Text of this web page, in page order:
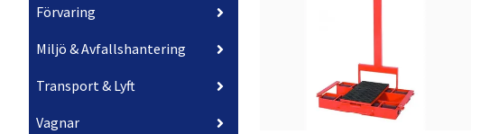
Förvaring
Miljö & Avfallshantering
Transport & Lyft
Vagnar